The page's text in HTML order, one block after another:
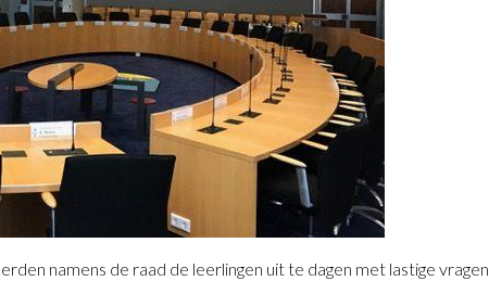
namens de raad de leerlingen uit te dagen met lastige vragen